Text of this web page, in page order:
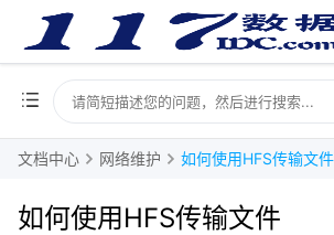
文档中心 网络维护 如何使用HFS传输文件
如何使用HFS传输文件